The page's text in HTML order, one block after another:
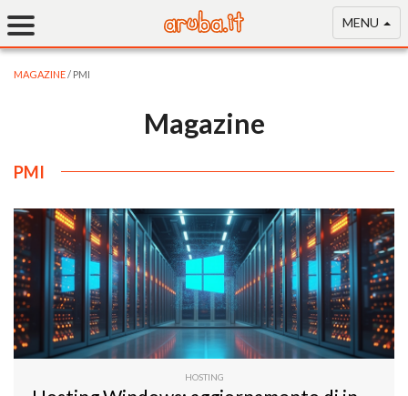
MENU
MAGAZINE/ PMI
Magazine
PMI
HOSTING